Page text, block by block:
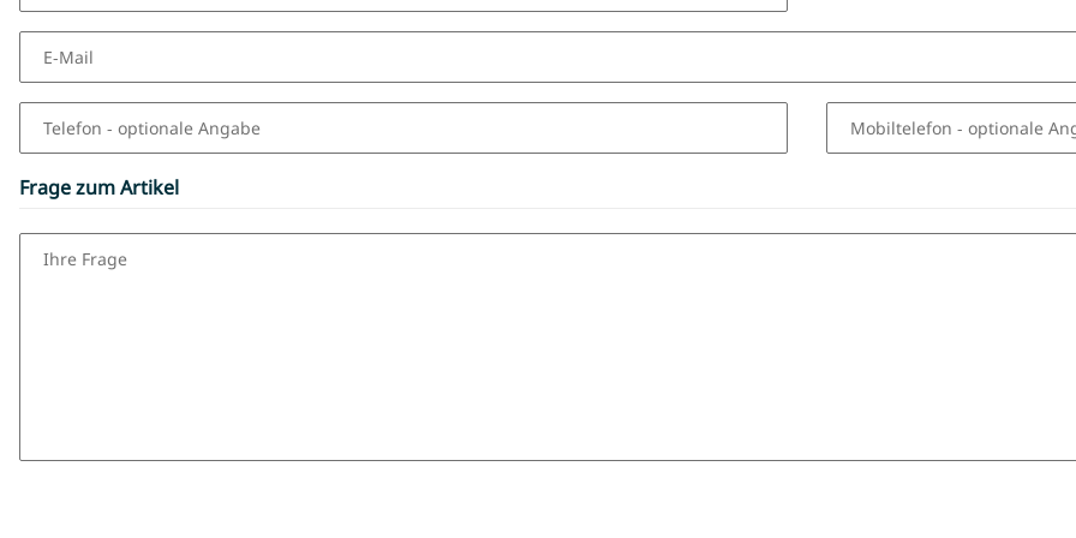
E-Mail
Telefon - optionale Angabe Mobiltelefon - optionale
Frage zum Artikel
Ihre Frage